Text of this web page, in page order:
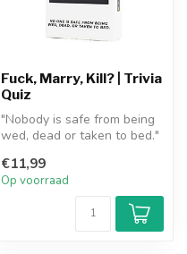
Fuck, Marry, Kill? | Trivia
Quiz
"Nobody is safe from being
wed, dead or taken to bed."
€11,99
Op voorraad